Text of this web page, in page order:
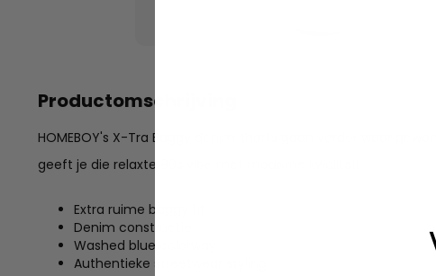
Productomschrijving
HOMEBOY's X-Tra Baggy denim shorts gaan verder waar
geeft je die relaxte 90s vibe met moderne kwaliteit.
Extra ruime baggy fit
Denim constructie
Washed blue colorway
Authentieke streetwear styling